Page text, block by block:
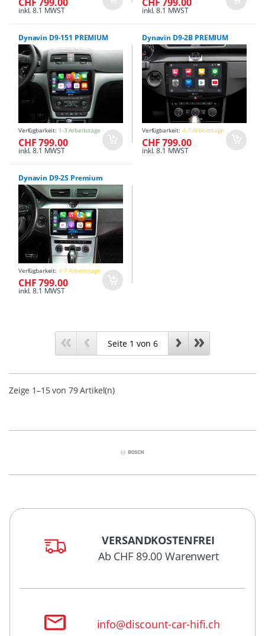
inkl. 8.1 MWST inkl. 8.1 MWST
Dynavin D9-151 PREMIUM
Verfügbarkeit: 1-3 Arbeitstage
CHF 799.00
inkl. 8.1 MWST
Dynavin D9-2B PREMIUM
Verfügbarkeit: 4-7 Arbeitstage
CHF 799.00
inkl. 8.1 MWST
Dynavin D9-2S Premium
Verfügbarkeit: 4-7 Arbeitstage
CHF 799.00
inkl. 8.1 MWST
« ‹ › »
Zeige 1–15 von 79 Artikel(n)
VERSANDKOSTENFREI
Ab CHF 89.00 Warenwert
info@discount-car-hifi.ch